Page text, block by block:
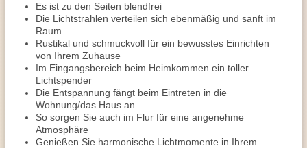
Es ist zu den Seiten blendfrei
Die Lichtstrahlen verteilen sich ebenmäßig und sanft im
Raum
Rustikal und schmuckvoll für ein bewusstes Einrichten
von Ihrem Zuhause
Im Eingangsbereich beim Heimkommen ein toller
Lichtspender
Die Entspannung fängt beim Eintreten in die
Wohnung/das Haus an
So sorgen Sie auch im Flur für eine angenehme
Atmosphäre
Genießen Sie harmonische Lichtmomente in Ihrem